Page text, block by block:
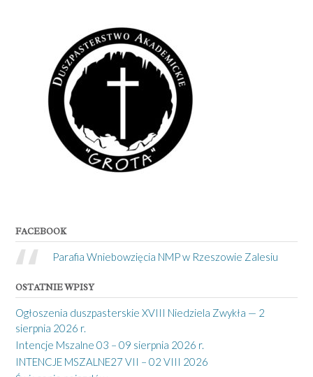
FACEBOOK
Parafia Wniebowzięcia NMP w Rzeszowie Zalesiu
OSTATNIE WPISY
Ogłoszenia duszpasterskie XVIII Niedziela Zwykła — 2
sierpnia 2026 r.
Intencje Mszalne 03 – 09 sierpnia 2026 r.
INTENCJE MSZALNE27 VII – 02 VIII 2026